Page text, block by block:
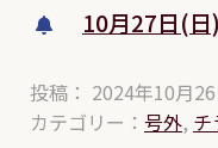
10月27日(
投稿： 2024年10月
カテゴリー： 号外, チ